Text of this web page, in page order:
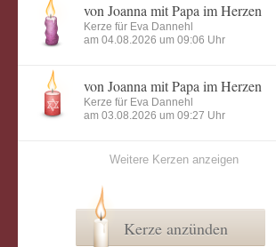
von Joanna mit Papa im Herzen
Kerze für Eva Dannehl
am 04.08.2026 um 09:06 Uhr
von Joanna mit Papa im Herzen
Kerze für Eva Dannehl
am 03.08.2026 um 09:27 Uhr
Weitere Kerzen anzeigen
Kerze anzünden